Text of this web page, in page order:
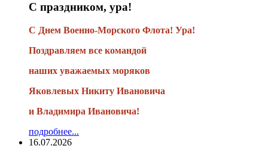
С праздником, ура!
С Днем Военно-Морского Флота! Ура!
Поздравляем все командой
наших уважаемых моряков
Яковлевых Никиту Ивановича
и Владимира Ивановича!
подробнее...
16.07.2026